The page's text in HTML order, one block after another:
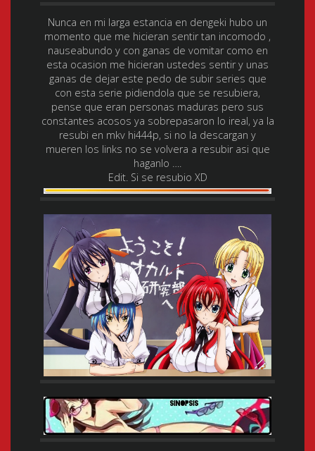
Nunca en mi larga estancia en dengeki hubo un
momento que me hicieran sentir tan incomodo ,
nauseabundo y con ganas de vomitar como en
esta ocasion me hicieran ustedes sentir y unas
ganas de dejar este pedo de subir series que
con esta serie pidiendola que se resubiera,
pense que eran personas maduras pero sus
constantes acosos ya sobrepasaron lo ireal, ya la
resubi en mkv hi444p, si no la descargan y
mueren los links no se volvera a resubir asi que
haganlo ….
Edit. Si se resubio XD